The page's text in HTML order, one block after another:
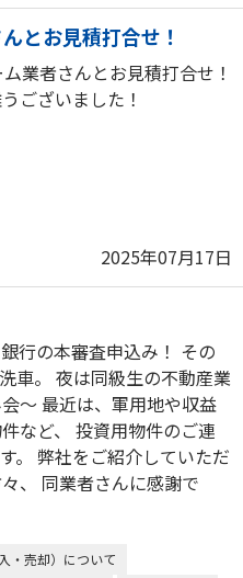
とお見積打合せ！
業者さんとお見積打合せ！
ございました！
2025年07月17日
行の本審査申込み！ その
車。 夜は同級生の不動産業
〜 最近は、軍用地や収益
など、 投資用物件のご連
。 弊社をご紹介していただ
、 同業者さんに感謝で
・売却）について